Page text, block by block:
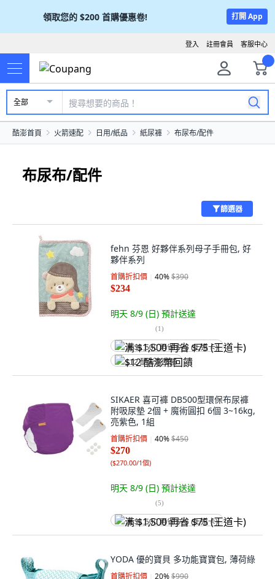
領取您的 $200 首購優惠卷! 打開 App
客服中心
註冊會員
登入
全部
酷澎首頁 火箭速配 日用/紙品 紙尿褲 布尿布/配件
布尿布/配件
篩選器
fehn 芬恩 好夥伴系列母子手冊包, 好
夥伴系列
首購折扣價 40%$390
$234
明天 8/9 (日) 預計送達
(1)
满 $1,500 再省 $75 (王道卡)
$12 酷澎幣回饋
SIKAER 喜可褲 DB500型環保布尿褲
附吸尿墊 2個 + 魔術圓扣 6個 3~16kg,
亮紫色, 1組
首購折扣價 40%$450
$270
($270.00/1個)
明天 8/9 (日) 預計送達
(5)
满 $1,500 再省 $75 (王道卡)
YODA 優的寶貝 多功能寶寶包, 薄荷綠
首購折扣價 20%$990